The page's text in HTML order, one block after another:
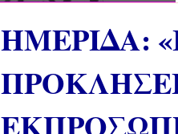
ΗΜΕΡΙΔΑ: